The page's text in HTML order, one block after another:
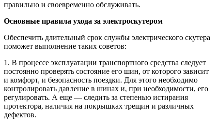
правильно и своевременно обслуживать.
Основные правила ухода за электроскутером
Обеспечить длительный срок службы электрического скутера
поможет выполнение таких советов:
1. В процессе эксплуатации транспортного средства следует
постоянно проверять состояние его шин, от которого зависит
и комфорт, и безопасность поездки. Для этого необходимо
контролировать давление в шинах и, при необходимости, его
регулировать. А еще — следить за степенью истирания
протектора, наличия на покрышках трещин и различных
дефектов.